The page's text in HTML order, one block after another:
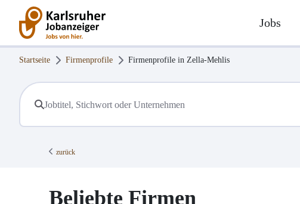
Jobs
Startseite Firmenprofile Firmenprofile in Zella-Mehlis
zurück
Beliebte Firmen